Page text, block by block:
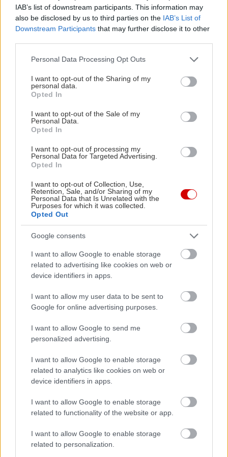
IAB’s list of downstream participants. This information may
also be disclosed by us to third parties on the IAB’s List of
Downstream Participants that may further disclose it to other
Please note that this website/app uses one or more Google
not limited to your visit or usage behaviour. You may click to
grant or deny consent to Google and its third-party tags to
use your data for below specified purposes in below Google
consent section.
Personal Data Processing Opt Outs
I want to opt-out of the Sharing of my
personal data.
Opted In
I want to opt-out of the Sale of my
Personal Data.
Opted In
I want to opt-out of processing my
Personal Data for Targeted Advertising.
Opted In
I want to opt-out of Collection, Use,
Retention, Sale, and/or Sharing of my
Personal Data that Is Unrelated with the
Purposes for which it was collected.
Opted Out
Google consents
I want to allow Google to enable storage
related to advertising like cookies on web or
device identifiers in apps.
I want to allow my user data to be sent to
Google for online advertising purposes.
I want to allow Google to send me
personalized advertising.
I want to allow Google to enable storage
related to analytics like cookies on web or
device identifiers in apps.
I want to allow Google to enable storage
related to functionality of the website or app.
I want to allow Google to enable storage
related to personalization.
αιώνα, δύο χιλιόμετρα έξω από το χωριό, πλάι
στις πηγές του βοιωτικού Κηφισού.
Πού θα μείνετε:Στα υπέροχα, country chic
δωμάτια του Ξενώνα – Οινοποιείου Αργυρίου
τιμές των οποίων ξεκινούν από 80€ το δίκλινο με
πρωινό ή από 90€ με πρωινό και τζάκι (κρατήσεις
Πού θα φάτε:
σπεσιαλιτέ (η χωριάτικη τυρόπιτα με μαϊντανό
είναι must) στοΕν Παρνασσώ. Υπολογίστε περί
Αμφίκλεια: Το χωριό που έγινε τάση
Το… αντίπαλο δέος της Αράχωβας, η low profile
αλλά εξίσου υπέροχη Αμφίκλεια είναι τα
τελευταία χρόνια σχεδόν τόσο δημοφιλής όσο και
η κοσμοπολίτισσα αδερφή της. Στα πλακόστρωτα
σοκάκια της, ανάμεσα σε πέτρινα σπίτια και
νεοκλασικά αρχοντικά, συγκεντρώνονται τα
Σαββατοκύριακα του χειμώνα ζευγάρια,
οικογένειες και παρέες που ανηφορίζουν ως εδώ
είτε για το χιονοδρομικό (που απέχει μόλις 17